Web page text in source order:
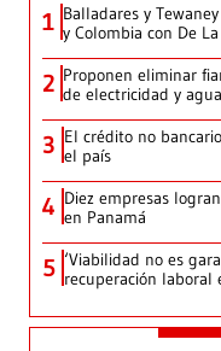
1 Balladares y
y Colombia con De
2 Proponen eliminar
de electricidad y agua
3 El crédito no
el país
4 Diez empresas
en Panamá
5 ‘Viabilidad no es
recuperación laboral